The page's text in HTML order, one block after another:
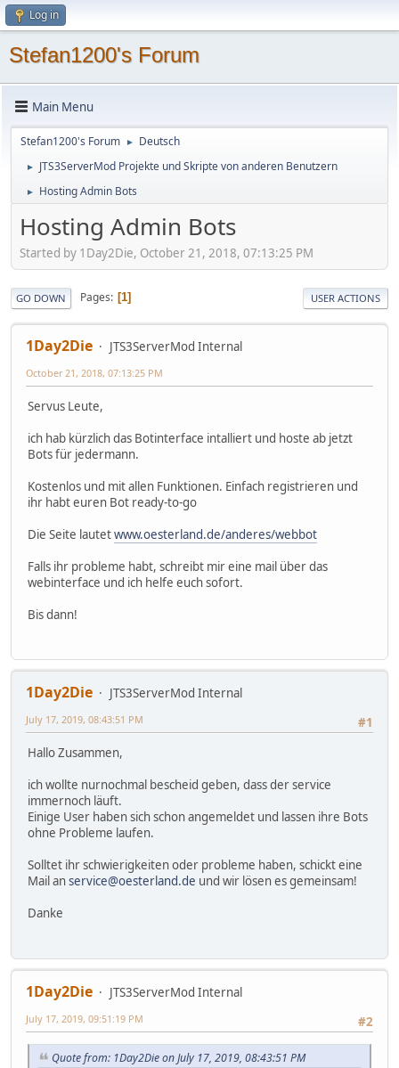
Log in
Stefan1200's Forum
Main Menu
Stefan1200's Forum ► Deutsch
► JTS3ServerMod Projekte und Skripte von anderen Benutzern
► Hosting Admin Bots
Hosting Admin Bots
Started by 1Day2Die, October 21, 2018, 07:13:25 PM
GO DOWN Pages 1 USER ACTIONS
1Day2Die JTS3ServerMod Internal
October 21, 2018, 07:13:25 PM
Servus Leute,
ich hab kürzlich das Botinterface intalliert und hoste ab jetzt
Bots für jedermann.
Kostenlos und mit allen Funktionen. Einfach registrieren und
ihr habt euren Bot ready-to-go
Die Seite lautetwww.oesterland.de/anderes/webbot
Falls ihr probleme habt, schreibt mir eine mail über das
webinterface und ich helfe euch sofort.
Bis dann!
1Day2Die
JTS3ServerMod Internal
#1
July 17, 2019, 08:43:51 PM
Hallo Zusammen,
ich wollte nurnochmal bescheid geben, dass der service
immernoch läuft.
Einige User haben sich schon angemeldet und lassen ihre Bots
ohne Probleme laufen.
Solltet ihr schwierigkeiten oder probleme haben, schickt eine
Mail anservice@oesterland.de und wir lösen es gemeinsam!
Danke
1Day2Die
JTS3ServerMod Internal
#2
July 17, 2019, 09:51:19 PM
Quote from: 1Day2Die on July 17, 2019, 08:43:51 PM